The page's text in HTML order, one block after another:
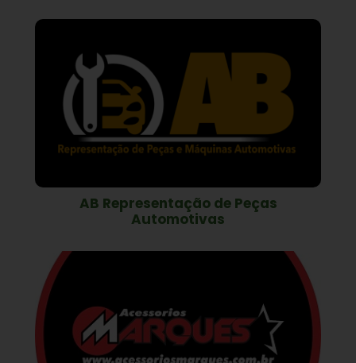
AB Representação de Peças
Automotivas